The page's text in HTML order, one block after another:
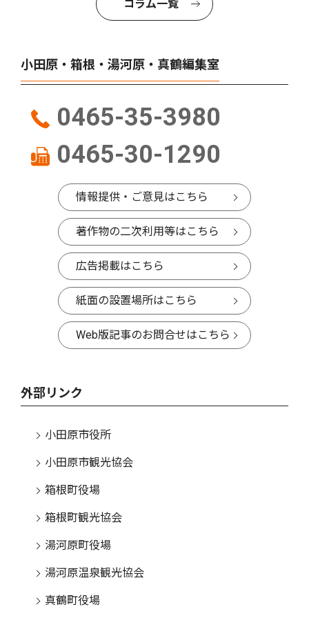
コラム一覧
小田原・箱根・湯河原・真鶴編集室
0465-35-3980
0465-30-1290
情報提供・ご意見はこちら
著作物の二次利用等はこちら
広告掲載はこちら
紙面の設置場所はこちら
Web版記事のお問合せはこちら
外部リンク
小田原市役所
小田原市観光協会
箱根町役場
箱根町観光協会
湯河原町役場
湯河原温泉観光協会
真鶴町役場